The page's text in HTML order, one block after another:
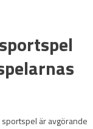
sportspel är avgörande